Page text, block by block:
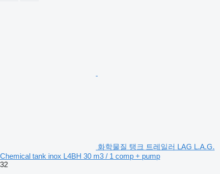
화학물질 탱크 트레일러 LAG L.A.G.
Chemical tank inox L4BH 30 m3 / 1 comp + pump
32